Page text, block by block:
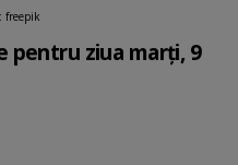
freepik
pentru ziua marți, 9